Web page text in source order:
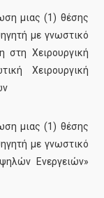
μιας (1) θέσης
με γνωστικό
στη Χειρουργική
Χειρουργική
μιας (1) θέσης
με γνωστικό
Ενεργειών»